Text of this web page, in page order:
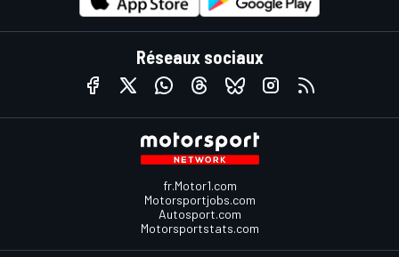
Réseaux sociaux
fr.Motor1.com
Motorsportjobs.com
Autosport.com
Motorsportstats.com